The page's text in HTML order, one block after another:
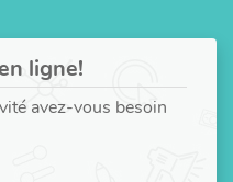
ligne!
avez-vous besoin